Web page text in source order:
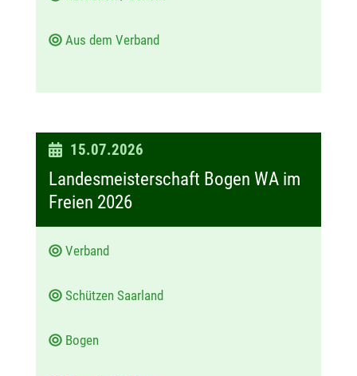
Aus dem Verband
D
a
:
15.07.2026
Landesmeisterschaft Bogen WA im
Freien 2026
Verband
Schützen Saarland
Bogen